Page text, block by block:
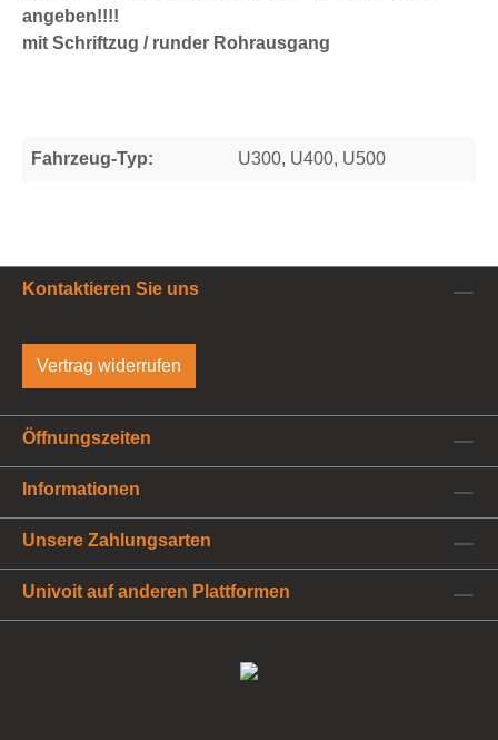
angeben!!!!
mit Schriftzug / runder Rohrausgang
Fahrzeug-Typ: U300, U400, U500
Kontaktieren Sie uns
Vertrag widerrufen
Öffnungszeiten
Informationen
Unsere Zahlungsarten
Univoit auf anderen Plattformen